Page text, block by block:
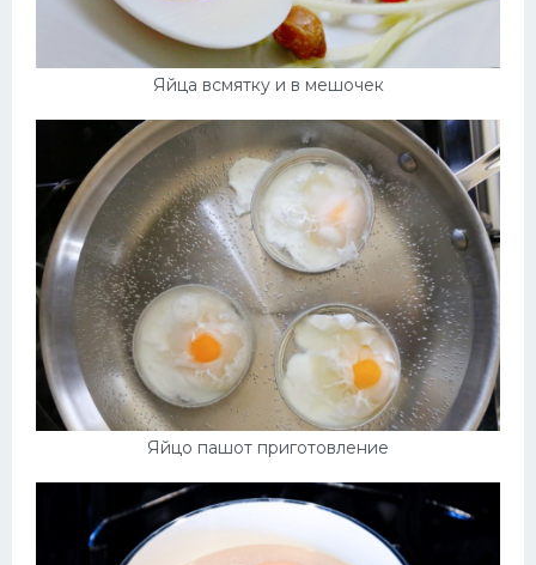
Яйца всмятку и в мешочек
Яйцо пашот приготовление